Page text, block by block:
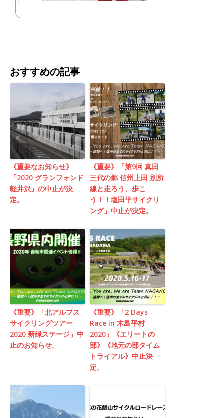
おすすめの記事
《重要なお知らせ》
「2020 グランフォンド
軽井沢」の中止が決
定。
《重要》「第9回 真田
三代の郷 信州上田 別所
線と走ろう、歩こ
う！！塩田平サイクリ
ング」中止が決定。
《重要》「北アルプス
サイクリングツアー
2020 新緑ステージ」中
止のお知らせ。
《重要》「2 Days
Race in 木島平村
2020」《エリートの
部》《地元の部タイム
トライアル》中止決
定。